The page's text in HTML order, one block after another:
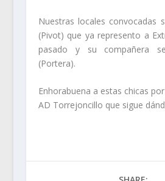
Nuestras locales convocadas
(Pivot) que ya represento a
pasado y su compañera
(Portera).
Enhorabuena a estas chicas
AD Torrejoncillo que sigue